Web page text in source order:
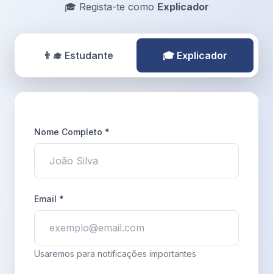
🎓 Regista-te como Explicador
👨‍🎓 Estudante 🎓 Explicador
Nome Completo *
Email *
Usaremos para notificações importantes